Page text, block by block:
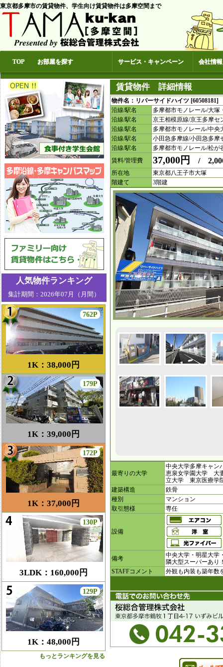
東京都多摩市の賃貸物件、学生向け賃貸物件は多摩空間まで
TOP お部屋を探す サービス・キャンペーン 会社情報
賃貸物件 詳細情報
物件名：リバーサイドハイツ
沿線/駅名
多摩都市モノレール/大塚
沿線/駅名
京王相模原線/京王多摩セ
沿線/駅名
多摩都市モノレール/中央
沿線/駅名
小田急多摩線/小田急多摩
沿線/駅名
多摩都市モノレール/松が
賃料/管理費
37,000円 /
所在地
東京都八王子市大塚
階建て
3階建
最寄りの大学
中央大学多摩キャ
恵泉女学園大学 大
立大学 東京医療
建築構造
鉄骨
種別
マンション
取引態様
専任
設備
備考
中央大学・明星大学
隣大型スーパーあり
STAFFコメント
外観も内装も築年数
人気物件ランキング
集計期間：2026年07月（月間）
1K：38,000円
762P
1K：39,000円
179P
1K：37,000円
172P
3LDK：160,000円
130P
1K：48,000円
129P
もっとランキングを見る